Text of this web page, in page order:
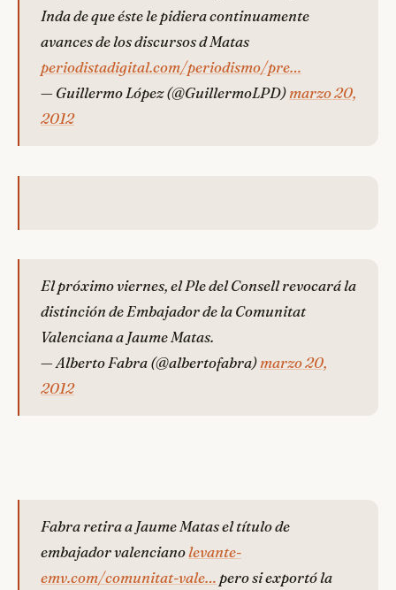
Inda de que éste le pidiera continuamente
avances de los discursos d Matas
periodistadigital.com/periodismo/pre…
— Guillermo López (@GuillermoLPD) marzo 20,
2012
El próximo viernes, el Ple del Consell revocará la
distinción de Embajador de la Comunitat
Valenciana a Jaume Matas.
— Alberto Fabra (@albertofabra) marzo 20,
2012
Fabra retira a Jaume Matas el título de
embajador valencianolevante-
emv.com/comunitat-vale… pero si exportó la